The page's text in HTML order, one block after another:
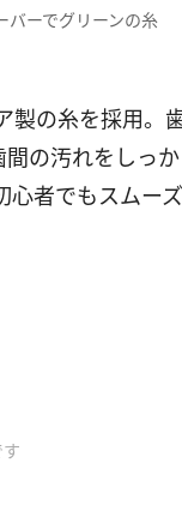
バーでグリーンの糸
製の糸を採用。
の汚れをしっ
者でもスムー